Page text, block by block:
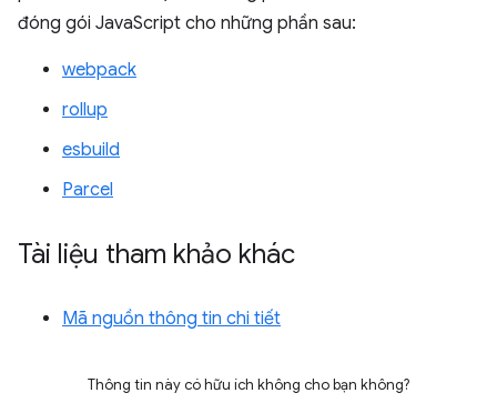
đóng gói JavaScript cho những phần sau:
webpack
rollup
esbuild
Parcel
Tài liệu tham khảo khác
Mã nguồn thông tin chi tiết
Thông tin này có hữu ích không cho bạn không?